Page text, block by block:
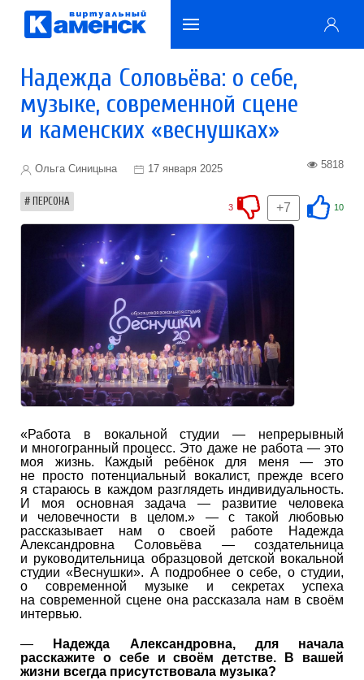
Надежда Соловьёва: о себе,
музыке, современной сцене
и каменских «веснушках»
Ольга Синицына 17 января 2025 5818
ПЕРСОНА 10
+7
3
«Работа в вокальной студии — непрерывный
и многогранный процесс. Это даже не работа — это
моя жизнь. Каждый ребёнок для меня — это
не просто потенциальный вокалист, прежде всего
я стараюсь в каждом разглядеть индивидуальность.
И моя основная задача — развитие человека
и человечности в целом.» — с такой любовью
рассказывает нам о своей работе Надежда
Александровна Соловьёва — создательница
и руководительница образцовой детской вокальной
студии «Веснушки». А подробнее о себе, о студии,
о современной музыке и секретах успеха
на современной сцене она рассказала нам в своём
интервью.
—
Надежда Александровна, для начала
расскажите о себе и своём детстве. В вашей
жизни всегда присутствовала музыка?